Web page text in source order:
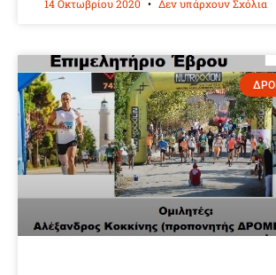
14 Οκτωβρίου 2020 Δεν υπάρχουν Σχόλια